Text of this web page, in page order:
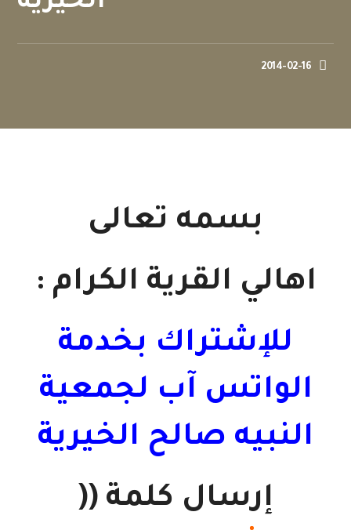
2014-02-16
بسمه تعالى
اهالي القرية الكرام :
للإشتراك بخدمة
الواتس آب لجمعية
النبيه صالح الخيرية
إرسال كلمة ((